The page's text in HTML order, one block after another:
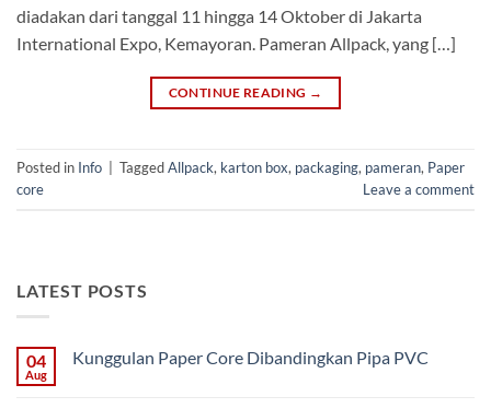
diadakan dari tanggal 11 hingga 14 Oktober di Jakarta
International Expo, Kemayoran. Pameran Allpack, yang […]
CONTINUE READING →
Posted in Info TaggedAllpack, karton box, packaging, pameran, Paper
core
Leave a comment
LATEST POSTS
04
Aug
Kunggulan Paper Core Dibandingkan Pipa PVC